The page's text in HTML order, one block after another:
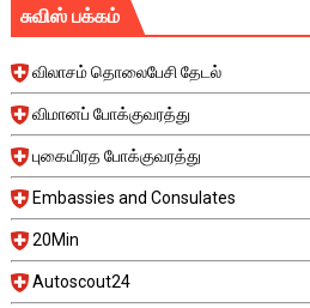
சுவிஸ் பக்கம்
விலாசம் தொலைபேசி தேடல்
விமானப் போக்குவரத்து
புகையிரத போக்குவரத்து
Embassies and Consulates
20Min
Autoscout24